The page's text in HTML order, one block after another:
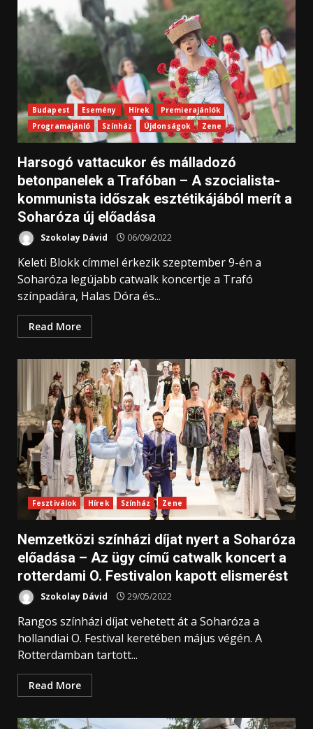
Budapest Esemény Hírek
Premierajánlók
Programajánló
Színház Újdonságok Zene
Harsogó vattacukor és málladozó
betonpanelek a Trafóban – A szocialista-
kommunista időszak esztétikájából merít a
Soharóza új előadása
Szokolay Dávid 06/09/2022
Keleti Blokk címmel érkezik szeptember 9-én a
Soharóza legújabb catwalk koncertje a Trafó
színpadára, Halas Dóra és...
Read More
Fesztiválok Hírek Színház Zene
Nemzetközi színházi díjat nyert a Soharóza
előadása – Az ügy című catwalk koncert a
rotterdami O. Festivalon kapott elismerést
Szokolay Dávid 29/05/2022
Rangos színházi díjat vehetett át a Soharóza a
hollandiai O. Festival keretében május végén. A
Rotterdamban tartott...
Read More